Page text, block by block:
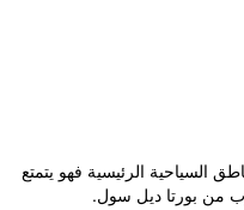
السياحية الرئيسية فهو يتمتع
من بورتا ديل سول.